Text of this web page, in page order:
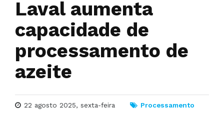
Laval aumenta
capacidade de
processamento de
azeite
22 agosto 2025, sexta-feira Processamento